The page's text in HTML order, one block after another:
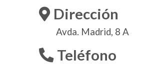
Dirección
Avda. Madrid, 8 A
Teléfono